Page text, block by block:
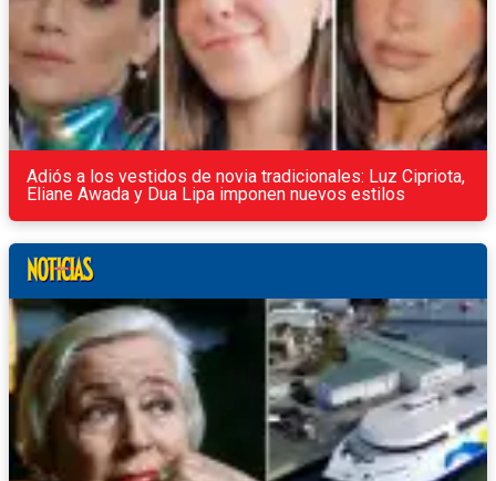
Adiós a los vestidos de novia tradicionales: Luz Cipriota,
Eliane Awada y Dua Lipa imponen nuevos estilos